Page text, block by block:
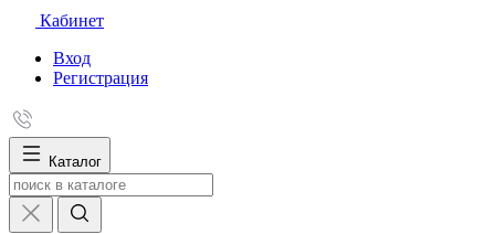
Кабинет
Вход
Регистрация
Каталог